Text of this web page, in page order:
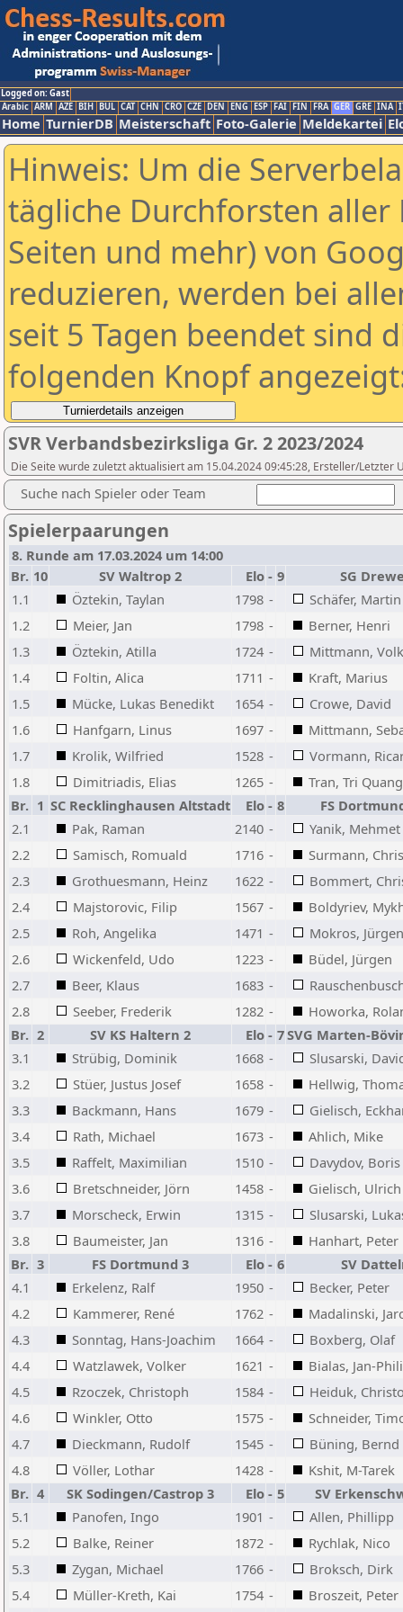
Logged on: Gast
Arabic ARM AZE BIH BUL CAT CHN CRO CZE DEN ENG ESP FAI FIN FRA GER GRE INA
Home TurnierDB Meisterschaft Foto-Galerie Meldekartei
Hinweis: Um die
tägliche Durchforsten aller
Seiten und mehr) von
reduzieren, werden bei
seit 5 Tagen beendet sind
folgenden Knopf
SVR Verbandsbezirksliga Gr. 2 2023/2024
Die Seite wurde zuletzt aktualisiert am 15.04.2024 09:45:28, Ersteller/Letzter
Suche nach Spieler oder Team
Spielerpaarungen
8. Runde am 17.03.2024 um 14:00
Br. 10 SV Waltrop 2 Elo - 9
SG
1.1
Öztekin, Taylan 1798 -
Schäfer, Martin
1.2
Meier, Jan 1798 -
Berner, Henri
1.3
Öztekin, Atilla 1724 -
Mittmann,
1.4
Foltin, Alica 1711 -
Kraft, Marius
1.5
Mücke, Lukas Benedikt 1654 -
Crowe, David
1.6
Hanfgarn, Linus 1697 -
Mittmann,
1.7
Krolik, Wilfried 1528 -
Vormann,
1.8
Dimitriadis, Elias 1265 -
Tran, Tri Quang
Br. 1 SC Recklinghausen Altstadt Elo - 8
FS
2.1
Pak, Raman 2140 -
Yanik, Mehmet
2.2
Samisch, Romuald 1716 -
Surmann,
2.3
Grothuesmann, Heinz 1622 -
Bommert,
2.4
Majstorovic, Filip 1567 -
Boldyriev,
2.5
Roh, Angelika 1471 -
Mokros, Jürgen
2.6
Wickenfeld, Udo 1223 -
Büdel, Jürgen
2.7
Beer, Klaus 1683 -
2.8
Seeber, Frederik 1282 -
Howorka,
Br. 2 SV KS Haltern 2 Elo - 7SVG Marten-
3.1
Strübig, Dominik 1668 -
Slusarski,
3.2
Stüer, Justus Josef 1658 -
Hellwig,
3.3
Backmann, Hans 1679 -
Gielisch,
3.4
Rath, Michael 1673 -
Ahlich, Mike
3.5
Raffelt, Maximilian 1510 -
Davydov, Boris
3.6
Bretschneider, Jörn 1458 -
Gielisch, Ulrich
3.7
Morscheck, Erwin 1315 -
Slusarski,
3.8
Baumeister, Jan 1316 -
Hanhart, Peter
Br. 3 FS Dortmund 3 Elo - 6
SV
4.1
Erkelenz, Ralf 1950 -
Becker, Peter
4.2
Kammerer, René 1762 -
Madalinski,
4.3
Sonntag, Hans-Joachim 1664 -
Boxberg, Olaf
4.4
Watzlawek, Volker 1621 -
Bialas, Jan-
4.5
Rzoczek, Christoph 1584 -
Heiduk,
4.6
Winkler, Otto 1575 -
Schneider,
4.7
Dieckmann, Rudolf 1545 -
Büning, Bernd
4.8
Völler, Lothar 1428 -
Kshit, M-Tarek
Br. 4 SK Sodingen/Castrop 3 Elo - 5
SV
5.1
Panofen, Ingo 1901 -
Allen, Phillipp
5.2
Balke, Reiner 1872 -
Rychlak, Nico
5.3
Zygan, Michael 1766 -
Broksch, Dirk
5.4
Müller-Kreth, Kai 1754 - Broszeit, Peter